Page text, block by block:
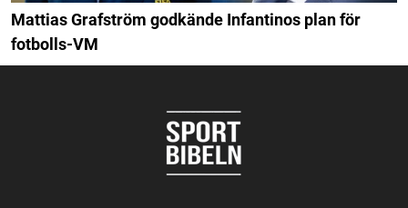
Mattias Grafström godkände Infantinos plan för
fotbolls-VM